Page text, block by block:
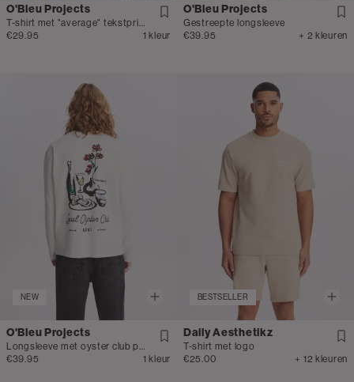
O'Bleu Projects
€29.95
1 kleur
O'Bleu Projects
Gestreepte longsleeve
€39.95
+ 2 kleuren
NEW
O'Bleu Projects
Longsleeve met oyster club print
€39.95
1 kleur
BESTSELLER
Daily Aesthetikz
T-shirt met logo
€25.00
+ 12 kleuren